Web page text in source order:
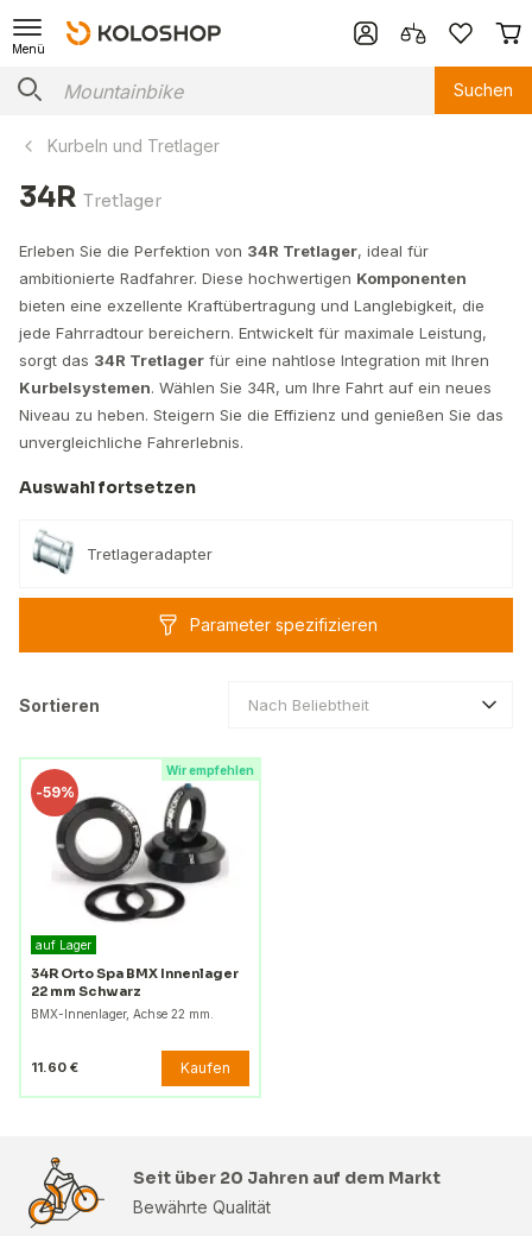
Menü
Suchen
Kurbeln und Tretlager
34R Tretlager
Erleben Sie die Perfektion von 34R Tretlager, ideal für
ambitionierte Radfahrer. Diese hochwertigen Komponenten
bieten eine exzellente Kraftübertragung und Langlebigkeit, die
jede Fahrradtour bereichern. Entwickelt für maximale Leistung,
sorgt das 34R Tretlager für eine nahtlose Integration mit Ihren
Kurbelsystemen. Wählen Sie 34R, um Ihre Fahrt auf ein neues
Niveau zu heben. Steigern Sie die Effizienz und genießen Sie das
unvergleichliche Fahrerlebnis.
Auswahl fortsetzen
Tretlageradapter
Parameter spezifizieren
Sortieren Nach Beliebtheit
Wir empfehlen
-59%
auf Lager
34R Orto Spa BMX Innenlager
22 mm Schwarz
BMX-Innenlager, Achse 22 mm.
11.60 € Kaufen
Seit über 20 Jahren auf dem Markt
Bewährte Qualität